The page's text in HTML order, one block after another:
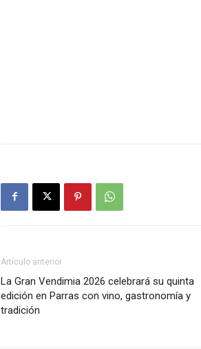
Artículo anterior
La Gran Vendimia 2026 celebrará su quinta
edición en Parras con vino, gastronomía y
tradición